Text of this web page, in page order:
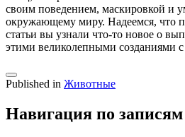
своим поведением, маскировкой и
окружающему миру. Надеемся, что
статьи вы узнали что-то новое о
этими великолепными созданиями
Published in Животные
Навигация по записям